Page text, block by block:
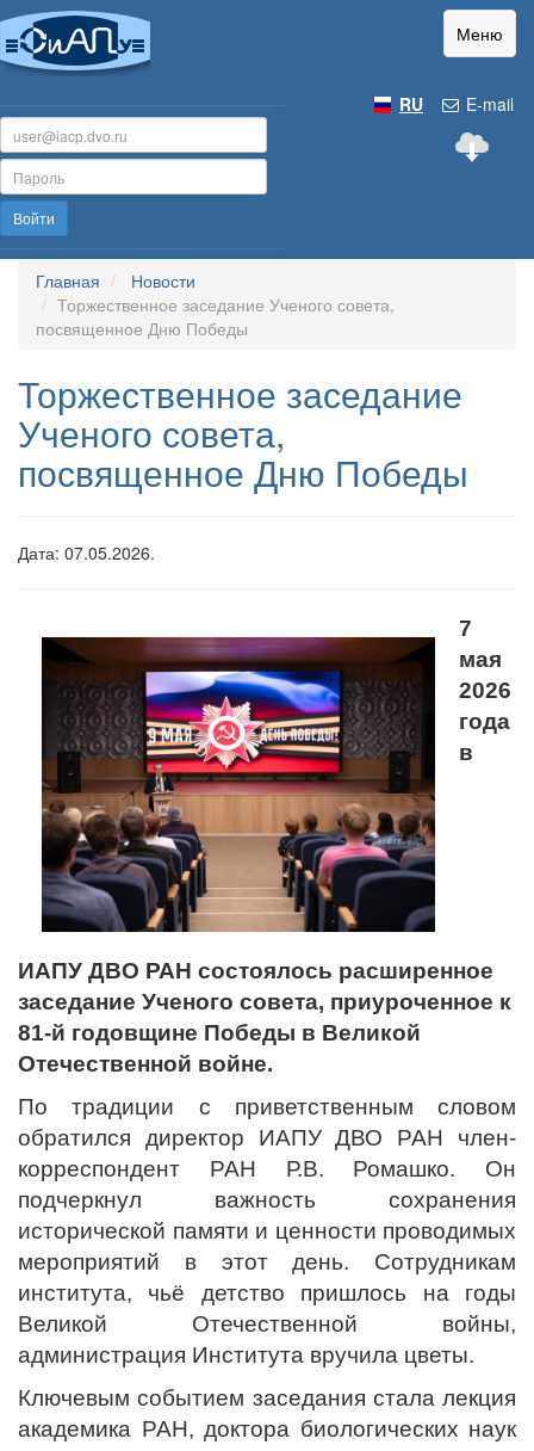
Меню
E-mail
RU
Войти
Главная
Новости
Торжественное заседание Ученого совета,
посвященное Дню Победы
Торжественное заседание
Ученого совета,
посвященное Дню Победы
Дата: 07.05.2026.
7
мая
2026
года
в
ИАПУ ДВО РАН состоялось расширенное
заседание Ученого совета, приуроченное к
81-й годовщине Победы в Великой
Отечественной войне.
По традиции с приветственным словом
обратился директор ИАПУ ДВО РАН член-
корреспондент РАН Р.В. Ромашко. Он
подчеркнул важность сохранения
исторической памяти и ценности проводимых
мероприятий в этот день. Сотрудникам
института, чьё детство пришлось на годы
Великой Отечественной войны,
администрация Института вручила цветы.
Ключевым событием заседания стала лекция
академика РАН, доктора биологических наук